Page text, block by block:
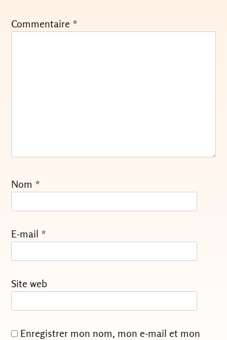
Commentaire *
Nom *
E-mail *
Site web
Enregistrer mon nom, mon e-mail et mon